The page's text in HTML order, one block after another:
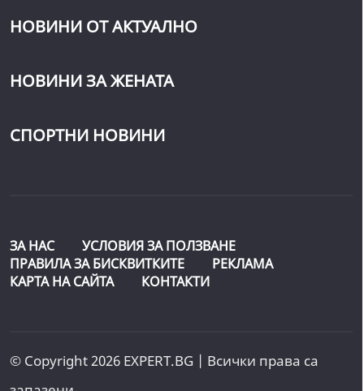
НОВИНИ ОТ АКТУАЛНО
НОВИНИ ЗА ЖЕНАТА
СПОРТНИ НОВИНИ
ЗА НАС
УСЛОВИЯ ЗА ПОЛЗВАНЕ
ПРАВИЛА ЗА БИСКВИТКИТЕ
РЕКЛАМА
КАРТА НА САЙТА
КОНТАКТИ
© Copyright 2026 EXPERT.BG | Всички права са